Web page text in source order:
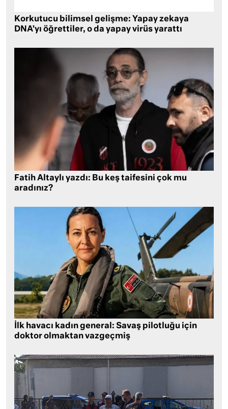
Korkutucu bilimsel gelişme: Yapay zekaya
DNA’yı öğrettiler, o da yapay virüs yarattı
Fatih Altaylı yazdı: Bu keş taifesini çok mu
aradınız?
İlk havacı kadın general: Savaş pilotluğu için
doktor olmaktan vazgeçmiş